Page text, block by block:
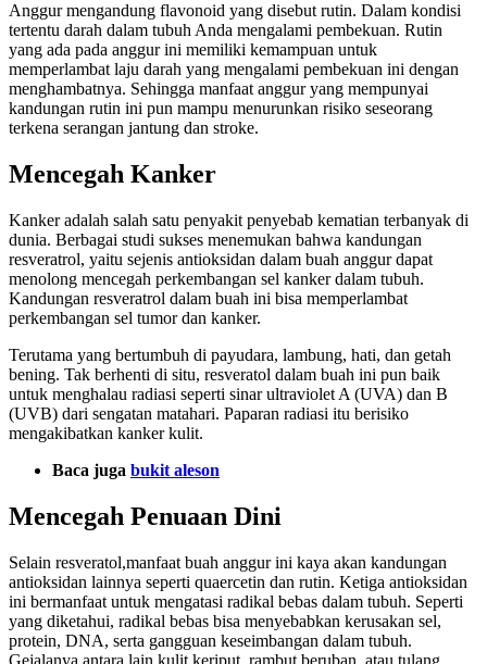
Anggur mengandung flavonoid yang disebut rutin. Dalam kondisi
tertentu darah dalam tubuh Anda mengalami pembekuan. Rutin
yang ada pada anggur ini memiliki kemampuan untuk
memperlambat laju darah yang mengalami pembekuan ini dengan
menghambatnya. Sehingga manfaat anggur yang mempunyai
kandungan rutin ini pun mampu menurunkan risiko seseorang
terkena serangan jantung dan stroke.
Mencegah Kanker
Kanker adalah salah satu penyakit penyebab kematian terbanyak di
dunia. Berbagai studi sukses menemukan bahwa kandungan
resveratrol, yaitu sejenis antioksidan dalam buah anggur dapat
menolong mencegah perkembangan sel kanker dalam tubuh.
Kandungan resveratrol dalam buah ini bisa memperlambat
perkembangan sel tumor dan kanker.
Terutama yang bertumbuh di payudara, lambung, hati, dan getah
bening. Tak berhenti di situ, resveratol dalam buah ini pun baik
untuk menghalau radiasi seperti sinar ultraviolet A (UVA) dan B
(UVB) dari sengatan matahari. Paparan radiasi itu berisiko
mengakibatkan kanker kulit.
Baca juga bukit aleson
Mencegah Penuaan Dini
Selain resveratol,manfaat buah anggur ini kaya akan kandungan
antioksidan lainnya seperti quaercetin dan rutin. Ketiga antioksidan
ini bermanfaat untuk mengatasi radikal bebas dalam tubuh. Seperti
yang diketahui, radikal bebas bisa menyebabkan kerusakan sel,
protein, DNA, serta gangguan keseimbangan dalam tubuh.
Gejalanya antara lain kulit keriput, rambut beruban, atau tulang